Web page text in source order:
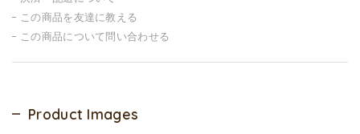
この商品を友達に教える
この商品について問い合わせる
Product Images